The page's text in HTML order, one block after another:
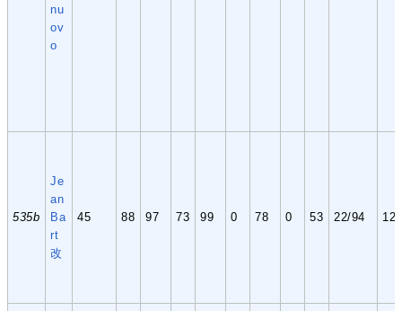
nu
ov
o
535b
Je
an
Ba
rt
改
45 88 97 73 99 0 78 0 53 22/94 12